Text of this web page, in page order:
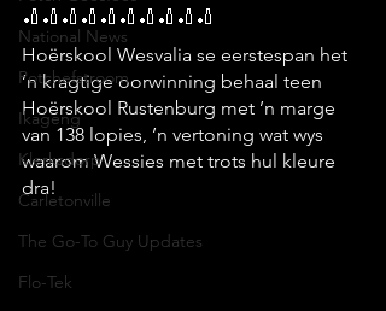
National News
Potchefstroom
Ikageng
Klerksdorp
Carletonville
The Go-To Guy Updates
Flo-Tek
🏏🏏🏏🏏🏏🏏🏏🏏🏏🏏
Hoërskool Wesvalia se eerstespan het
’n kragtige oorwinning behaal teen
Hoërskool Rustenburg met ’n marge
van 138 lopies, ’n vertoning wat wys
waarom Wessies met trots hul kleure
dra!